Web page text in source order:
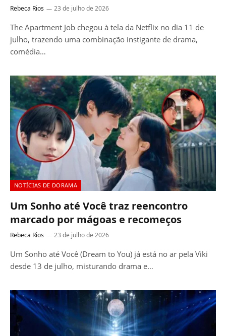
Rebeca Rios 23 de julho de 2026
The Apartment Job chegou à tela da Netflix no dia 11 de
julho, trazendo uma combinação instigante de drama,
comédia…
NOTÍCIAS DE DORAMA
Um Sonho até Você traz reencontro
marcado por mágoas e recomeços
Rebeca Rios 23 de julho de 2026
Um Sonho até Você (Dream to You) já está no ar pela Viki
desde 13 de julho, misturando drama e…